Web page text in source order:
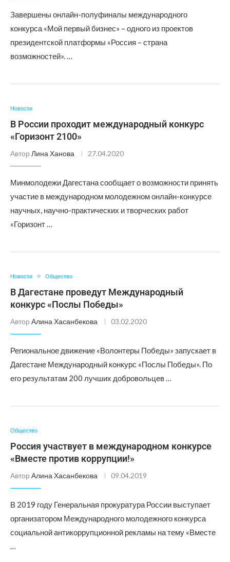
Завершены онлайн-полуфиналы международного
конкурса «Мой первый бизнес» – одного из проектов
президентской платформы «Россия – страна
возможностей». …
Новости
В России проходит международный конкурс
«Горизонт 2100»
Автор Лина Ханова 27.04.2020
Минмолодежи Дагестана сообщает о возможности принять
участие в международном молодежном онлайн-конкурсе
научных, научно-практических и творческих работ
«Горизонт …
Новости Общество
В Дагестане проведут Международный
конкурс «Послы Победы»
Автор Алина Хасанбекова 03.02.2020
Региональное движение «Волонтеры Победы» запускает в
Дагестане Международный конкурс «Послы Победы». По
его результатам 200 лучших добровольцев …
Общество
Россия участвует в международном конкурсе
«Вместе против коррупции!»
Автор Алина Хасанбекова 09.04.2019
В 2019 году Генеральная прокуратура России выступает
организатором Международного молодежного конкурса
социальной антикоррупционной рекламы на тему «Вместе
…